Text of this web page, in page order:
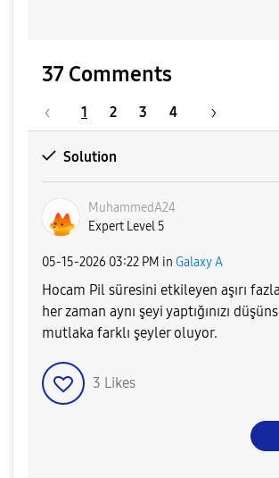
37 Comments
1 2 3 4
Solution
MuhammedA24
Expert Level 5
‎05-15-2026 03:22 PM in Galaxy A
Hocam Pil süresini etkileyen aşırı
her zaman aynı şeyi yaptığınızı
mutlaka farklı şeyler oluyor.
3 Likes